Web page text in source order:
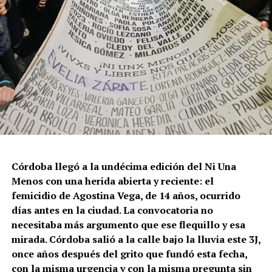
Córdoba llegó a la undécima edición del Ni Una
Menos con una herida abierta y reciente: el
femicidio de Agostina Vega, de 14 años, ocurrido
días antes en la ciudad. La convocatoria no
necesitaba más argumento que ese flequillo y esa
mirada. Córdoba salió a la calle bajo la lluvia este 3J,
once años después del grito que fundó esta fecha,
con la misma urgencia y con la misma pregunta sin